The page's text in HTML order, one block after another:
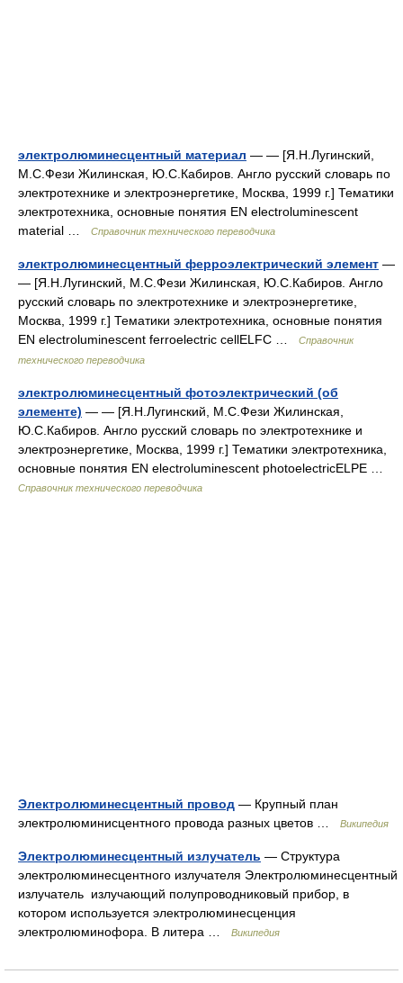
электролюминесцентный материал — — [Я.Н.Лугинский,
М.С.Фези Жилинская, Ю.С.Кабиров. Англо русский словарь по
электротехнике и электроэнергетике, Москва, 1999 г.] Тематики
электротехника, основные понятия EN electroluminescent
material …
Справочник технического переводчика
электролюминесцентный ферроэлектрический элемент —
— [Я.Н.Лугинский, М.С.Фези Жилинская, Ю.С.Кабиров. Англо
русский словарь по электротехнике и электроэнергетике,
Москва, 1999 г.] Тематики электротехника, основные понятия
EN electroluminescent ferroelectric cellELFC …
Справочник
технического переводчика
электролюминесцентный фотоэлектрический (об
элементе) — — [Я.Н.Лугинский, М.С.Фези Жилинская,
Ю.С.Кабиров. Англо русский словарь по электротехнике и
электроэнергетике, Москва, 1999 г.] Тематики электротехника,
основные понятия EN electroluminescent photoelectricELPE …
Справочник технического переводчика
Электролюминесцентный провод — Крупный план
электролюминисцентного провода разных цветов …
Википедия
Электролюминесцентный излучатель — Структура
электролюминесцентного излучателя Электролюминесцентный
излучатель излучающий полупроводниковый прибор, в
котором используется электролюминесценция
электролюминофора. В литера …
Википедия